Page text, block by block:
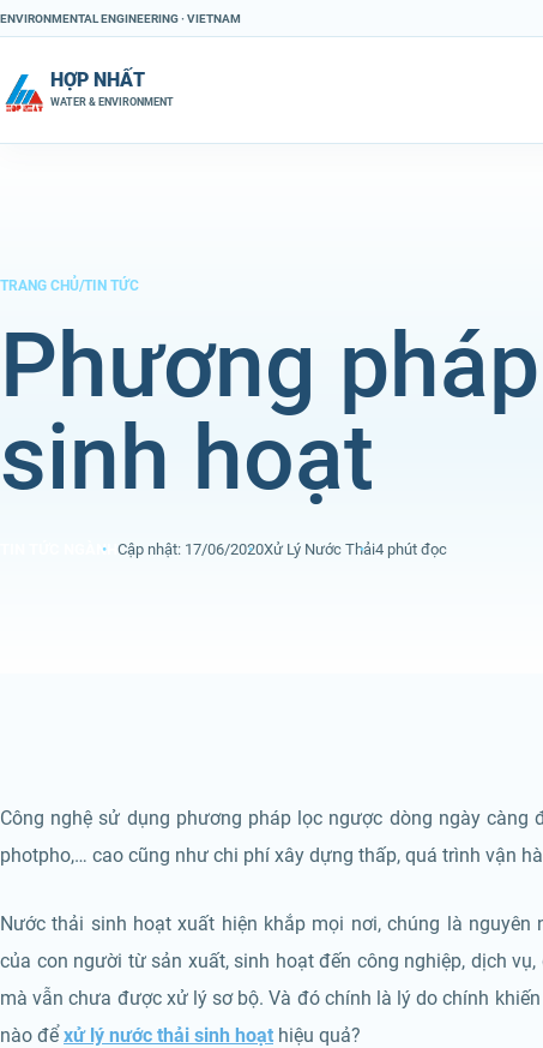
Chuyển đến nội dung
ENVIRONMENTAL ENGINEERING · VIETNAM
HỢP NHẤT
WATER & ENVIRONMENT
TRANG CHỦ/TIN TỨC
Phương
sinh hoạt
TIN TỨC NGÀNH Cập nhật: 17/06/2020Xử Lý Nước Thải4 phút đọc
Công nghệ sử dụng phương pháp lọc ngược dòng ngày
photpho,… cao cũng như chi phí xây dựng thấp, quá trình vận
Nước thải sinh hoạt xuất hiện khắp mọi nơi, chúng là
của con người từ sản xuất, sinh hoạt đến công nghiệp, dịch
mà vẫn chưa được xử lý sơ bộ. Và đó chính là lý do chính
nào để xử lý nước thải sinh hoạt hiệu quả?